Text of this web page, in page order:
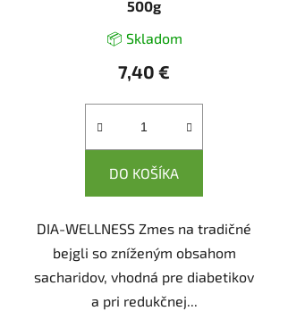
500g
📦 Skladom
7,40 €
DO KOŠÍKA
DIA-WELLNESS Zmes na tradičné
bejgli so zníženým obsahom
sacharidov, vhodná pre diabetikov
a pri redukčnej...